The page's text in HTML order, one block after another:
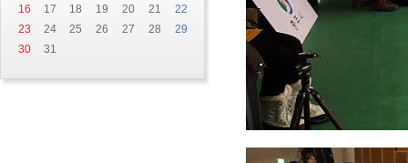
16
17 18 19 20 21
22
23
24 25 26 27 28
29
30
31